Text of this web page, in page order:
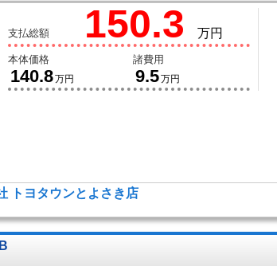
支払総額 150.3 万円
本体価格
140.8万円
諸費用
9.5万円
トヨタウンとよさき店